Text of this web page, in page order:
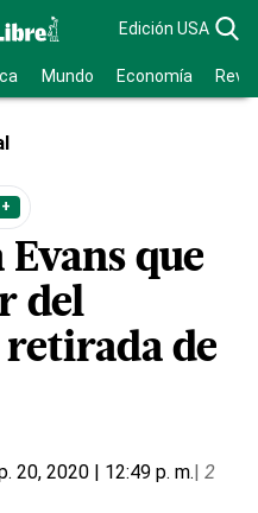
Edición USA
Mundo Economía
que
del
de
20, 2020 | 12:49 p. m.| 2